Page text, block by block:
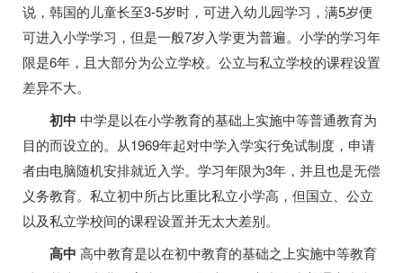
说，韩国的儿童长至3-5岁时，可进入幼儿园学习，满5岁便
可进入小学学习，但是一般7岁入学更为普遍。小学的学习年
限是6年，且大部分为公立学校。公立与私立学校的课程设置
差异不大。
初中 中学是以在小学教育的基础上实施中等普通教育为
目的而设立的。从1969年起对中学入学实行免试制度，申请
者由电脑随机安排就近入学。学习年限为3年，并且也是无偿
义务教育。私立初中所占比重比私立小学高，但国立、公立
以及私立学校间的课程设置并无太大差别。
高中 高中教育是以在初中教育的基础之上实施中等教育